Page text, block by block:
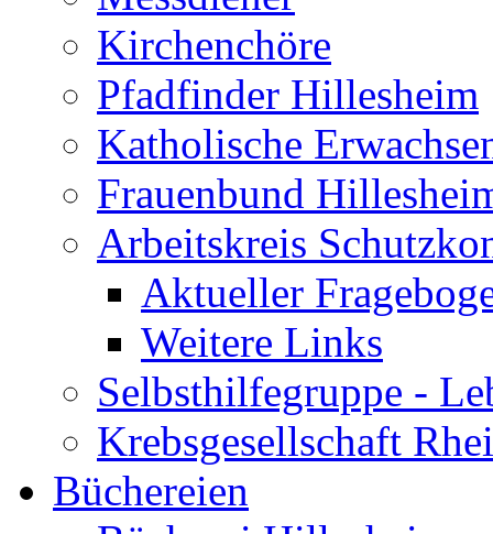
Kirchenchöre
Pfadfinder Hillesheim
Katholische
Frauenbund
Arbeitskreis
Aktueller
Weitere Links
Selbsthilfegruppe -
Krebsgesellschaft
Büchereien